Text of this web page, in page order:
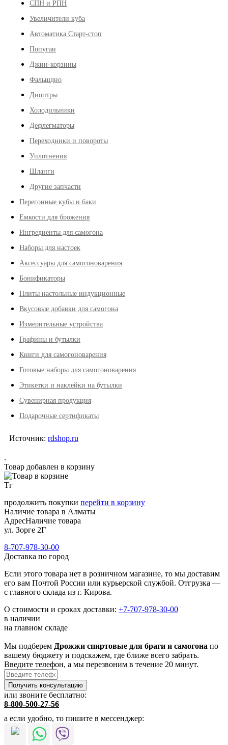
СПН и РПН
Увеличители куба
Автоматика Старт-стоп
Попугаи
Джин-корзины
Фальшдно
Диоптры
Холодильники
Дефлегматоры
Переходники и повороты
Уплотнения
Шланги
Другие запчасти
Перегонные кубы и баки
Емкости для брожения
Ингредиенты для самогона
Наборы для настоек
Аксессуары для самогоноварения
Бонификаторы
Плиты настольные индукционные
Вкусовые добавки для самогона
Измерительные устройства
Графины и бутылки
Книги для самогоноварения
Готовые наборы для самогоноварения
Этикетки и наклейки на бутылки
Сувенирная продукция
Подарочные сертификаты
Источник: rdshop.ru
.
Товар добавлен в корзину
Тг
продолжить покупки перейти в корзину
Наличие товара в Алматы
АдресНаличие товара
ул. Зорге 2Г
8-707-978-30-00
Доставка по город
Если этого товара нет в розничном магазине, то мы доставим
его вам Почтой России или курьерской службой. Отгрузка —
с главного склада из г. Кирова.
О стоимости и сроках доставки: +7-707-978-30-00
в наличии
на главном складе
Мы подберем Дрожжи спиртовые для браги и самогона по
вашему бюджету и подскажем, где ближе всего забрать.
Введите телефон, а мы перезвоним в течение 20 минут.
или звоните бесплатно:
8-800-500-27-56
а если удобно, то пишите в мессенджер: